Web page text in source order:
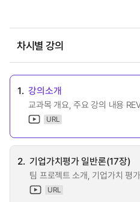
차시별 강의
1. 강의소개
교과목 개요, 주요 강의 내용
URL
2. 기업가치평가 일반론(17장)
팀 프로젝트 소개, 기업가치 평
URL